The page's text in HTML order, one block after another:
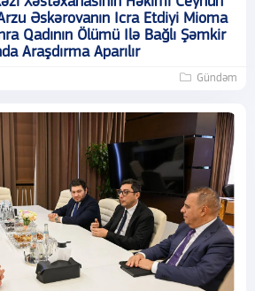
Əskərovanın Icra Etdiyi Mioma
Qadının Ölümü Ilə Bağlı Şəmkir
Araşdırma Aparılır
Gündəm